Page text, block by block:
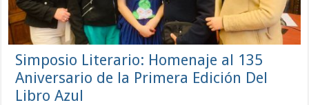
Simposio Literario: Homenaje al 135
Aniversario de la Primera Edición Del
Libro Azul